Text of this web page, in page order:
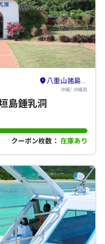
八重山諸島（石垣島・竹富島・与那国島・西表島）
沖縄/ 沖縄県
島鍾乳洞
クーポン枚数： 在庫あり